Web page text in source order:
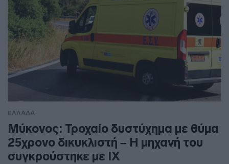
ΕΛΛΑΔΑ
Μύκονος: Τροχαίο δυστύχημα με θύμα
25χρονο δικυκλιστή – Η μηχανή του
συγκρούστηκε με ΙΧ